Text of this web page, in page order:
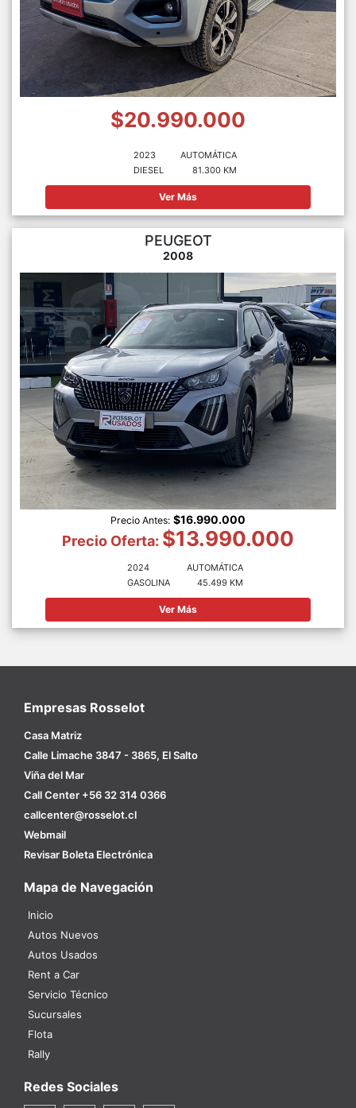
$20.990.000
2023
DIESEL
AUTOMÁTICA
81.300 KM
Ver Más
PEUGEOT
2008
Precio Antes: $16.990.000
Precio Oferta: $13.990.000
2024
GASOLINA
AUTOMÁTICA
45.499 KM
Ver Más
Empresas Rosselot
Casa Matriz
Calle Limache 3847 - 3865, El Salto
Viña del Mar
Call Center +56 32 314 0366
callcenter@rosselot.cl
Webmail
Revisar Boleta Electrónica
Mapa de Navegación
Inicio
Autos Nuevos
Autos Usados
Rent a Car
Servicio Técnico
Sucursales
Flota
Rally
Redes Sociales